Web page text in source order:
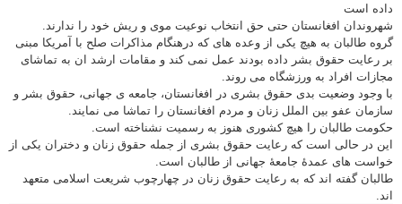
داده است
شهروندان افغانستان حتی حق انتخاب نوعیت موی و ریش خود را ندارند.
گروه طالبان به هیچ یکی از وعده های که درهنگام مذاکرات صلح با آمریکا مبنی
بر رعایت حقوق بشر داده بودند عمل نمی کند و مقامات ارشد ان به تماشای
مجازات افراد به ورزشگاه می روند.
با وجود وضعیت بدی حقوق بشری در افغانستان، جامعه ی جهانی، حقوق بشر و
سازمان عفو بین الملل زنان و مردم افغانستان را تماشا می نمایند.
حکومت طالبان را هیچ کشوری هنوز به رسمیت نشناخته است.
این در حالی است که رعایت حقوق بشری از جمله حقوق زنان و دختران یکی از
خواست های عمدۀ جامعۀ جهانی از طالبان است.
طالبان گفته اند که به رعایت حقوق زنان در چهارچوب شریعت اسلامی متعهد
اند.